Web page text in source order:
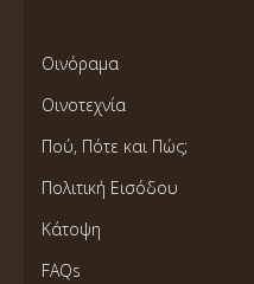
Οινόραμα
Οινοτεχνία
Πού, Πότε και Πώς;
Πολιτική Εισόδου
Κάτοψη
FAQs